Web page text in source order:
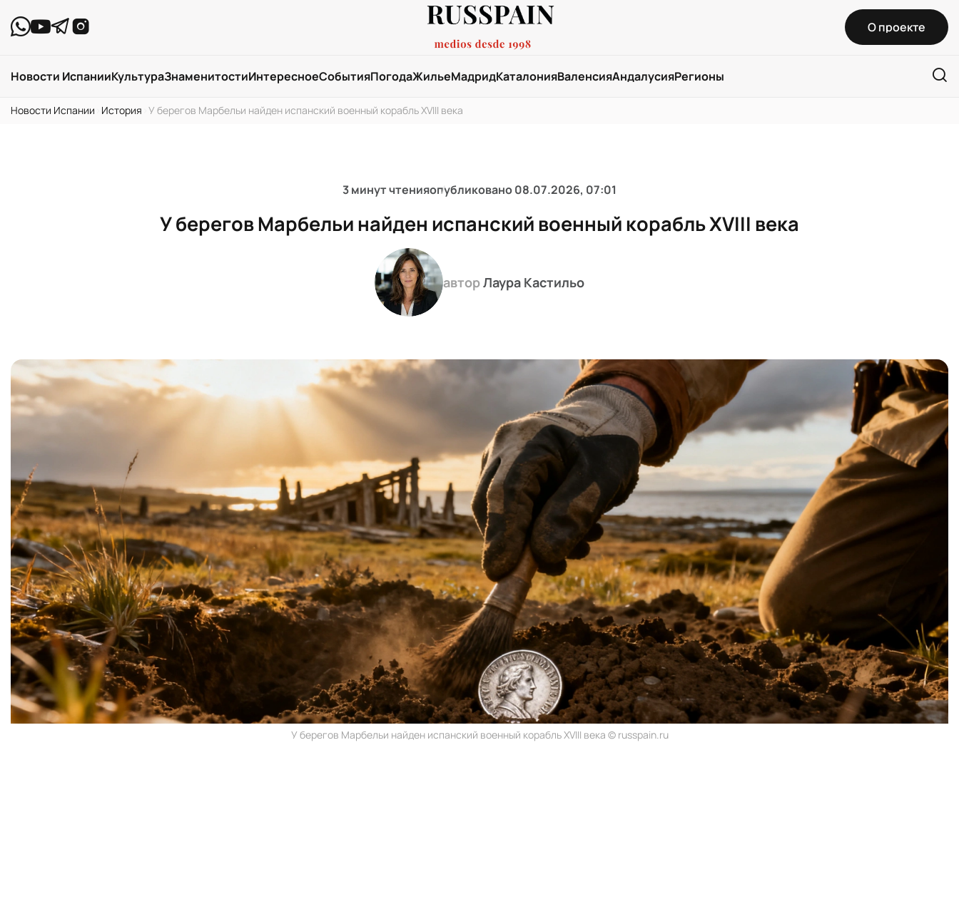
О проекте
Новости ИспанииКультураЗнаменитостиИнтересноеСобытияПогодаЖильеМадридКаталонияВаленсияАндалусияРегионы
Новости Испании История У берегов Марбельи найден испанский военный корабль XVIII века
3 минут чтенияопубликовано08.07.2026, 07:01
У берегов Марбельи найден испанский военный корабль XVIII века
авторЛаура Кастильо
У берегов Марбельи найден испанский военный корабль XVIII века © russpain.ru